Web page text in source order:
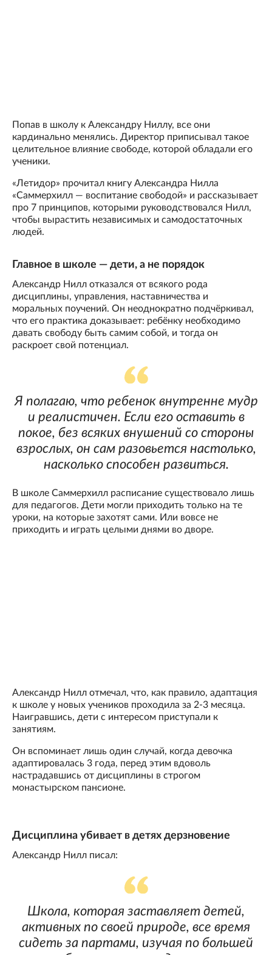
Попав в школу к Александру Ниллу, все они
кардинально менялись. Директор приписывал такое
целительное влияние свободе, которой обладали его
ученики.
«Летидор» прочитал книгу Александра Нилла
«Саммерхилл — воспитание свободой» и рассказывает
про 7 принципов, которыми руководствовался Нилл,
чтобы вырастить независимых и самодостаточных
людей.
Главное в школе — дети, а не порядок
Александр Нилл отказался от всякого рода
дисциплины, управления, наставничества и
моральных поучений. Он неоднократно подчёркивал,
что его практика доказывает: ребёнку необходимо
давать свободу быть самим собой, и тогда он
раскроет свой потенциал.
Я полагаю, что ребенок внутренне мудр
и реалистичен. Если его оставить в
покое, без всяких внушений со стороны
взрослых, он сам разовьется настолько,
насколько способен развиться.
В школе Саммерхилл расписание существовало лишь
для педагогов. Дети могли приходить только на те
уроки, на которые захотят сами. Или вовсе не
приходить и играть целыми днями во дворе.
Александр Нилл отмечал, что, как правило, адаптация
к школе у новых учеников проходила за 2-3 месяца.
Наигравшись, дети с интересом приступали к
занятиям.
Он вспоминает лишь один случай, когда девочка
адаптировалась 3 года, перед этим вдоволь
настрадавшись от дисциплины в строгом
монастырском пансионе.
Дисциплина убивает в детях дерзновение
Александр Нилл писал:
Школа, которая заставляет детей,
активных по своей природе, все время
сидеть за партами, изучая по большей